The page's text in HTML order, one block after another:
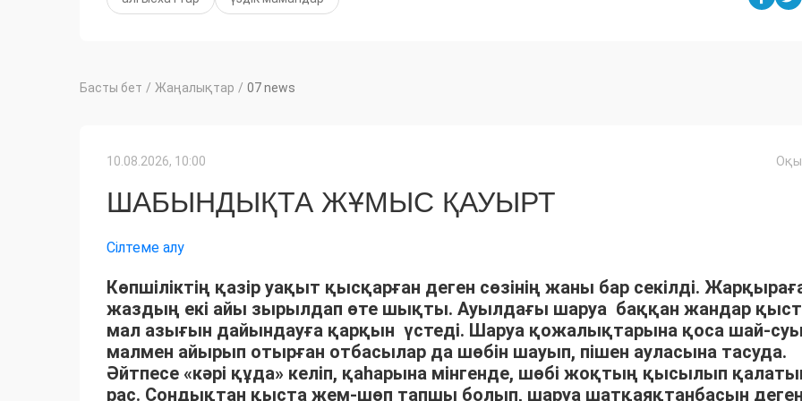
Басты бет / Жаңалықтар / 07 news
10.08.2026, 10:00
ШАБЫНДЫҚТА ЖҰМЫС ҚАУЫРТ
Сілтеме алу
Көпшіліктің қазір уақыт қысқарған деген сөзінің жаны бар секілді.
жаздың екі айы зырылдап өте шықты. Ауылдағы шаруа баққан жандар
мал азығын дайындауға қарқын үстеді. Шаруа қожалықтарына қоса шай-
малмен айырып отырған отбасылар да шөбін шауып, пішен ауласына тасуда.
Әйтпесе «кәрі құда» келіп, қаһарына мінгенде, шөбі жоқтың қысылып
рас. Сондықтан қыста жем-шөп тапшы болып, шаруа шатқаяқтанбасын деген